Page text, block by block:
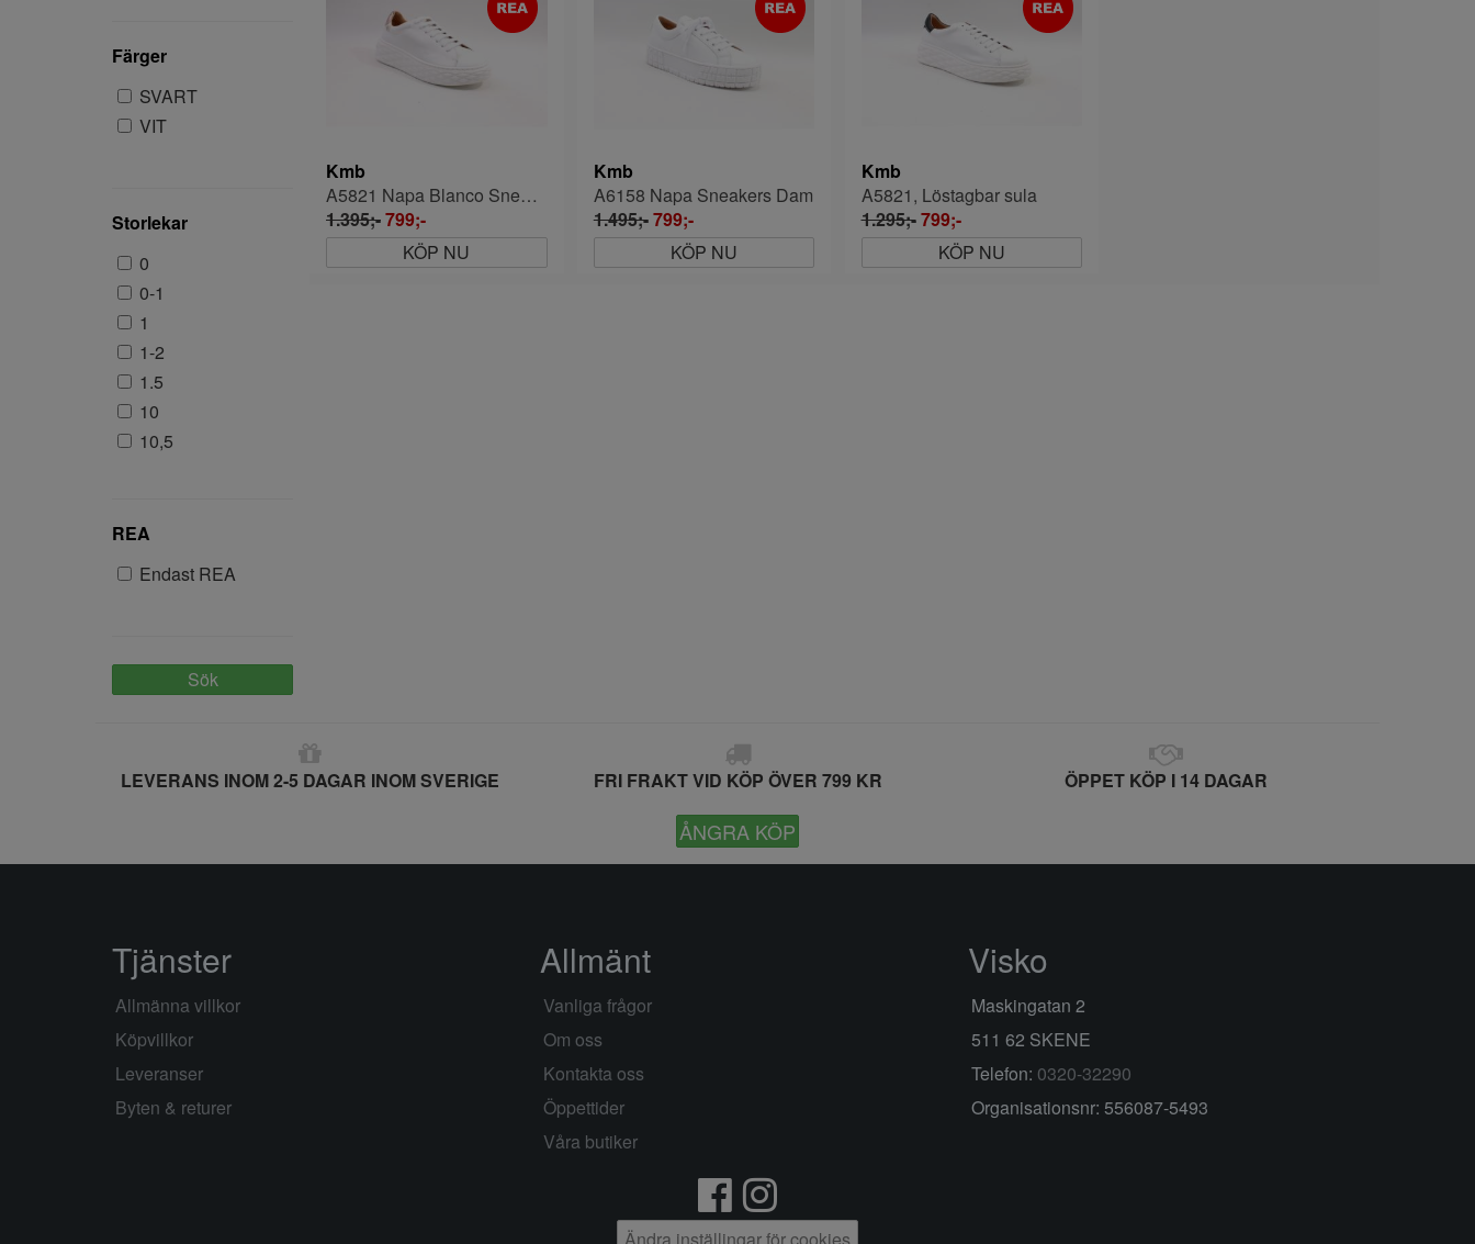
Färger
SVART
VIT
Storlekar
0
0-1
1
1-2
1.5
10
10,5
10M-2ÅR
11
110-116
13
13,5
13.5
130
134/140
REA
Endast REA
Sök
Kmb
A5821 Napa Blanco Sneaker Dam
1.395;-799;-
KÖP NU
Kmb
A6158 Napa Sneakers Dam
1.495;-799;-
KÖP NU
Kmb
A5821, Löstagbar sula
1.295;-799;-
KÖP NU
LEVERANS INOM 2-5 DAGAR INOM SVERIGE FRI FRAKT VID KÖP ÖVER 799 KR ÖPPET KÖP I 14 DAGAR
ÅNGRA KÖP
Tjänster
Allmänna villkor
Köpvillkor
Leveranser
Byten & returer
Allmänt
Vanliga frågor
Om oss
Kontakta oss
Öppettider
Våra butiker
Visko
Maskingatan 2
511 62 SKENE
Telefon: 0320-32290
Organisationsnr: 556087-5493